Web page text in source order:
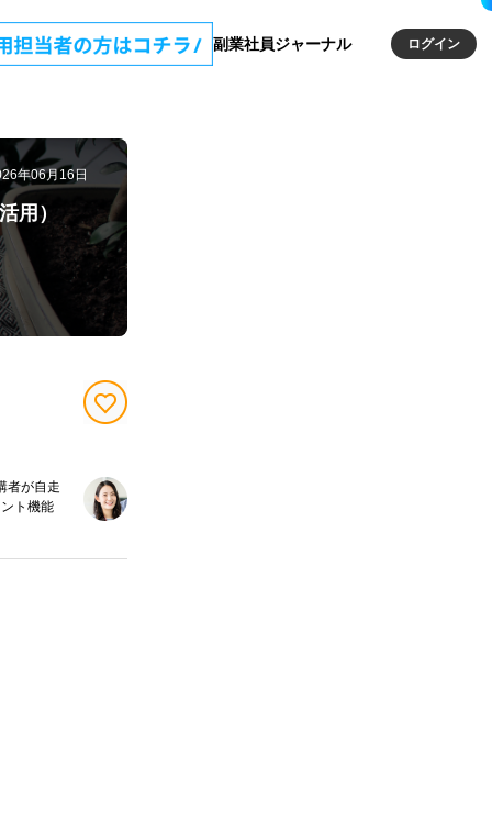
副業社員ジャーナル ログイン
用）
年06月16日
者が自走
ト機能